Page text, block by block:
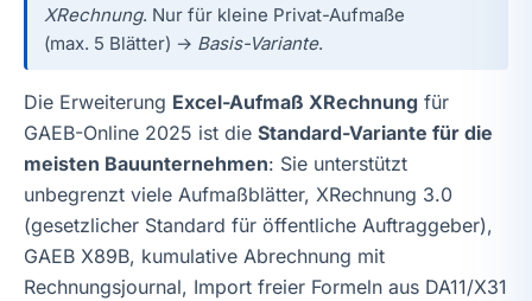
XRechnung. Nur für kleine Privat-Aufmaße
(max. 5 Blätter) → Basis-Variante.
Die Erweiterung Excel-Aufmaß XRechnung für
GAEB-Online 2025 ist die Standard-Variante für die
meisten Bauunternehmen: Sie unterstützt
unbegrenzt viele Aufmaßblätter, XRechnung 3.0
(gesetzlicher Standard für öffentliche Auftraggeber),
GAEB X89B, kumulative Abrechnung mit
Rechnungsjournal, Import freier Formeln aus DA11/X31